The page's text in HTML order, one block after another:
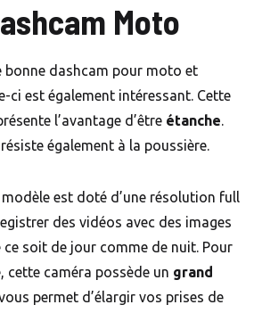
Moto
bonne dashcam pour moto et
ci est également intéressant. Cette
l’avantage d’être étanche.
résiste également à la poussière.
est doté d’une résolution full
des vidéos avec des images
ce soit de jour comme de nuit. Pour
cette caméra possède un grand
permet d’élargir vos prises de